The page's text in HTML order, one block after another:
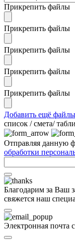
Прикрепить файлы
Прикрепить файлы
Прикрепить файлы
Прикрепить файлы
Прикрепить файлы
Добавить ещё файлы
cписок / смета/
Отправляя данную
обработки
Благодарим за Ваш
свяжется наш
Электронная почта